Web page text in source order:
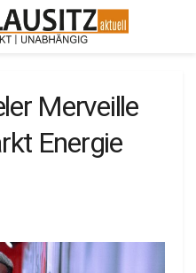
Merveille
Energie